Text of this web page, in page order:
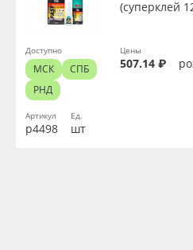
Артикул
р4498
(суперклей
Ед.
шт
Цены
507.14 ₽
Доступно
МСК
СПБ
РНД